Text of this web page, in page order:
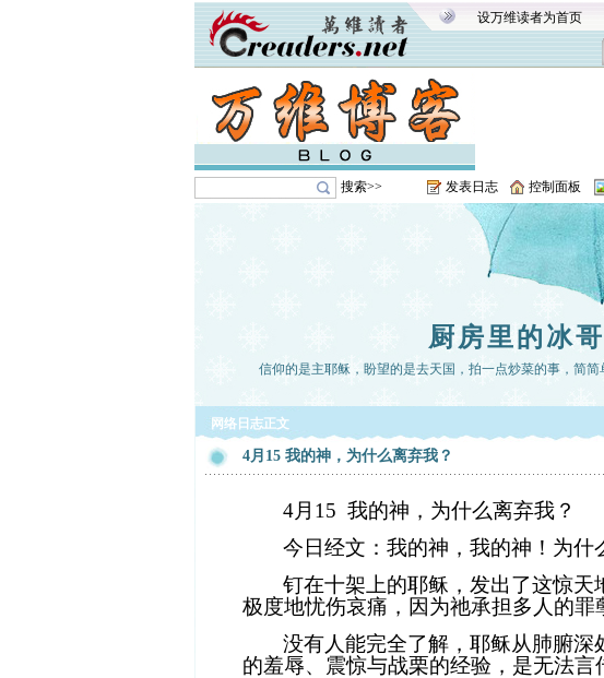
设万维读者为首页
搜索>> 发表日志 控制面板
厨房里的冰
信仰的是主耶稣，盼望的是去天国，拍一点炒菜的事，简
网络日志正文
4月15 我的神，为什么离弃我？
4月 15 我的神，为什么离弃我？
今日经文：我的神，我的神！为什
钉在十架上的耶稣，发出了这惊
极度地忧伤哀痛，因为祂承担多人的罪
没有人能完全了解，耶稣从肺腑
的羞辱、震惊与战栗的经验，是无法言